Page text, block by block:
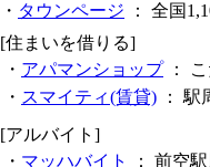
・ タウンページ ： 全国
[住まいを借りる]
・ アパマンショップ： こ
・ スマイティ(賃貸) ： 駅
[アルバイト]
・ マッハバイト ： 前空